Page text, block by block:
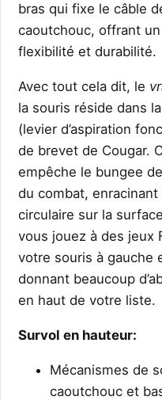
bras qui fixe le câble
caoutchouc, offrant
flexibilité et durabilité.
Avec tout cela dit, le
la souris réside dans
(levier d’aspiration
de brevet de Cougar.
empêche le bungee
du combat,
circulaire sur la
vous jouez à des jeux
votre souris à gauche
donnant beaucoup
en haut de votre liste.
Survol en hauteur:
Mécanismes de
caoutchouc et